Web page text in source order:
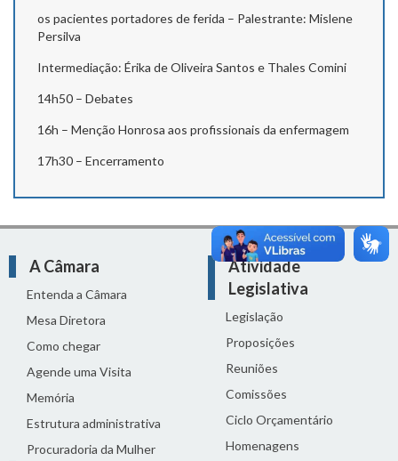
os pacientes portadores de ferida – Palestrante: Mislene
Persilva
Intermediação: Érika de Oliveira Santos e Thales Comini
14h50 – Debates
16h – Menção Honrosa aos profissionais da enfermagem
17h30 – Encerramento
A Câmara
Entenda a Câmara
Mesa Diretora
Como chegar
Agende uma Visita
Memória
Estrutura administrativa
Procuradoria da Mulher
Atividade
Legislativa
Legislação
Proposições
Reuniões
Comissões
Ciclo Orçamentário
Homenagens